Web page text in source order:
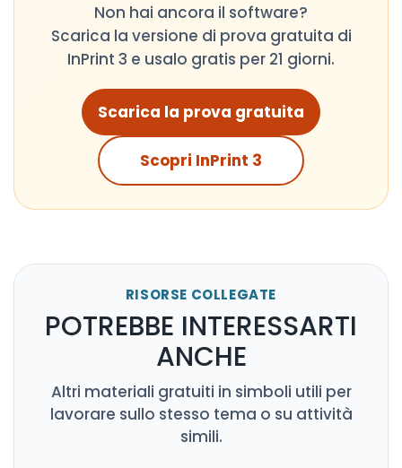
Non hai ancora il software?
Scarica la versione di prova gratuita di
InPrint 3 e usalo gratis per 21 giorni.
Scarica la prova gratuita
Scopri InPrint 3
RISORSE COLLEGATE
POTREBBE INTERESSARTI
ANCHE
Altri materiali gratuiti in simboli utili per
lavorare sullo stesso tema o su attività
simili.